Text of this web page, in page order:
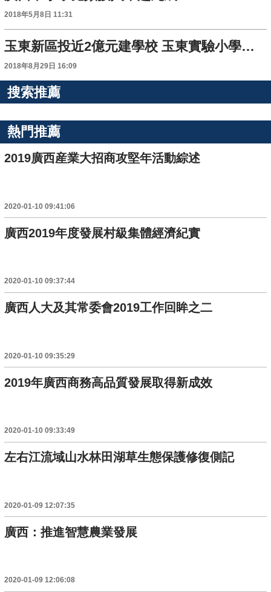
2018年5月8日 11:31
玉東新區投近2億元建學校 玉東實驗小學、第一幼兒園揭牌招生
2018年8月29日 16:09
搜索推薦
熱門推薦
2019廣西産業大招商攻堅年活動綜述
2020-01-10 09:41:06
廣西2019年度發展村級集體經濟紀實
2020-01-10 09:37:44
廣西人大及其常委會2019工作回眸之二
2020-01-10 09:35:29
2019年廣西商務高品質發展取得新成效
2020-01-10 09:33:49
左右江流域山水林田湖草生態保護修復側記
2020-01-09 12:07:35
廣西：推進智慧農業發展
2020-01-09 12:06:08